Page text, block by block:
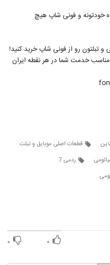
خودتونه و فونی شاپ هیچ
و تبلتون رو از فونی شاپ خرید کنید!
مناسب خدمت شما در هر نقطه ایران
قطعات اصلی موبایل و تبلت
ردمی 7
۰ ۰